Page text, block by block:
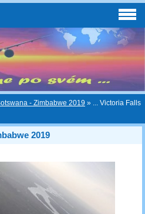
- Zimbabwe 2019 »
... Victoria Falls
2019